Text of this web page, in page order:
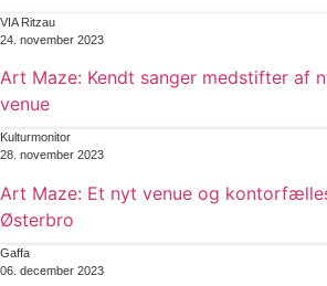
VIA Ritzau
24. november 2023
Art Maze: Kendt sanger medstifter af
venue
Kulturmonitor
28. november 2023
Art Maze: Et nyt venue og
Østerbro
Gaffa
06. december 2023